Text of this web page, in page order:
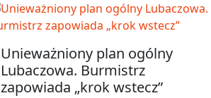
Unieważniony plan ogólny
Lubaczowa. Burmistrz
zapowiada „krok wstecz”